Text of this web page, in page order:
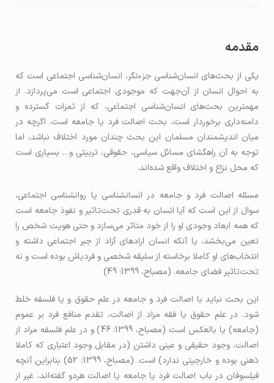
مقدمه
یکی از بحث‌های انسان‌شناسی جزء‌نگر، انسان‌شناسی اجتماعی است که
به احوال انسان از آن‌جهت که موجودی اجتماعی است می‌پردازد. از
مهمترین بحث‌های انسان‌شناسی اجتماعی، که از ثمرات گسترده و
دامنه‌داری برخوردار است، بحث اصالت فرد یا جامعه است. اگرچه در
میان اندیشمندان مسلمان این بحث چندان مورد اختلاف نباشد، اما
توجه به آن راهگشای مسائل سیاسی، حقوقی، تربیتی و… بسیاری است
که محل نزاع و اختلاف واقع شده‌اند.
مسئله اصالت فرد و جامعه در انسان­شناسی یا روانشناسی اجتماعی،
سوال از این است که آیا انسان به قدری تحت‌تاثیر و نفوذ جامعه است
که همه ابعاد وجودی او را از خود متاثر می­‌سازد و حتی هویت شخص را
تعین می­‌بخشد، یا آن­که انسان اراده­ای آزاد از جبر اجتماعی داشته و
انتخاب­‌های او کاملا برخاسته از سلیقه­ شخصی و فردی­اش بوده است و نه
تحت‌تاثیر فضای جامعه. (مصباح، 1399: 49)
این بحث نباید با اصالت فرد و جامعه در علم حقوق و یا فلسفه خلط
شود. در علم حقوق یا فقه مراد از اصالت، تقدم منافع فرد بر عموم
(جامعه) یا بالعکس است (مصباح، 1399: 46) و در علم فلسفه مراد از
اصالت، وجود حقیقی و عینی داشتن (در مقابل وجود اعتباری که کاملا
ذهنی بوده و خارجیتی ندارد) است. (مصباح، 1399: 52) بنابراین آنچه
فیلسوفان در باب اصالت فرد یا جامعه یا اصالت هردو گفته­‌اند، غیر از